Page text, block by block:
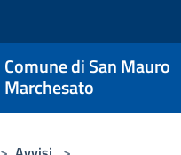
Comune di San Mauro
Marchesato